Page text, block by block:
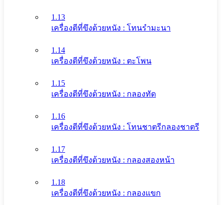
1.13
เครื่องตีที่ขึงด้วยหนัง : โทนรํามะนา
1.14
เครื่องตีที่ขึงด้วยหนัง : ตะโพน
1.15
เครื่องตีที่ขึงด้วยหนัง : กลองทัด
1.16
เครื่องตีที่ขึงด้วยหนัง : โทนชาตรีกลองชาตรี
1.17
เครื่องตีที่ขึงด้วยหนัง : กลองสองหน้า
1.18
เครื่องตีที่ขึงด้วยหนัง : กลองแขก